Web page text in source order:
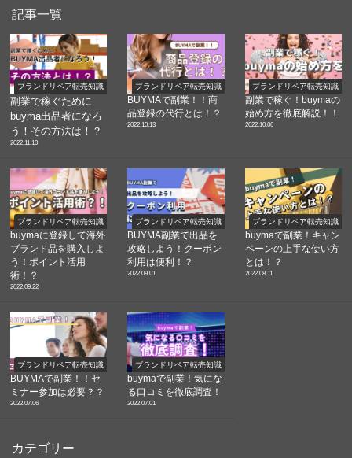
記事一覧
ブランドリペア転売知識
副業で稼ぐために
buyma出品者になろ
う！その方法は！？
2022.11.10
ブランドリペア転売知識
BUYMAで副業！！商
品登録の代行とは！？
2022.10.13
ブランドリペア転売知識
副業で稼ぐ！buymaの
始め方を徹底解説！！
2022.10.06
ブランドリペア転売知識
buymaに登録して海外
ブランド品を購入しよ
う！ポイント活用
術！？
2022.09.22
ブランドリペア転売知識
BUYMA副業で出品を
攻略しよう！クーポン
利用は便利！？
2022.09.01
ブランドリペア転売知識
buymaで副業！キャン
ペーンの上手な使い方
とは！？
2022.08.11
ブランドリペア転売知識
BUYMAで副業！！セ
ミナー参加は必要？？
2022.07.06
ブランドリペア転売知識
buymaで副業！気にな
る口コミを徹底調査！
2022.07.01
カテゴリー